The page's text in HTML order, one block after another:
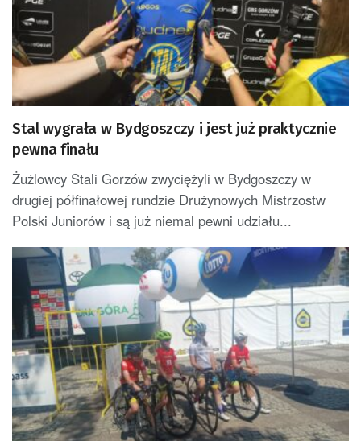
Stal wygrała w Bydgoszczy i jest już praktycznie
pewna finału
Żużlowcy Stali Gorzów zwyciężyli w Bydgoszczy w
drugiej półfinałowej rundzie Drużynowych Mistrzostw
Polski Juniorów i są już niemal pewni udziału...